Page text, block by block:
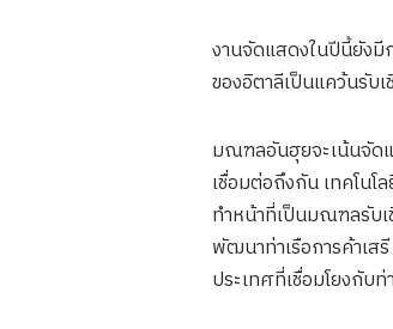
งานจัดแสดงในปีนี้ยังมี
ของอิตาลีเป็นแคว้นรับ
มณฑลอันฮุยจะเน้นจัด
เชื่อมต่อถึงกัน เทคโน
ทำหน้าที่เป็นมณฑลรับเ
พัฒนาท่าเรือการค้าเส
ประเทศที่เชื่อมโยงกับท่